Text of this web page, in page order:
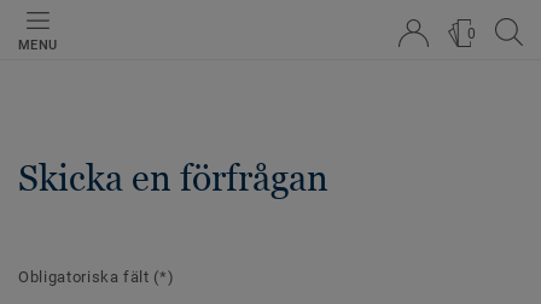
MENU
0
Skicka en förfrågan
Obligatoriska fält (*)